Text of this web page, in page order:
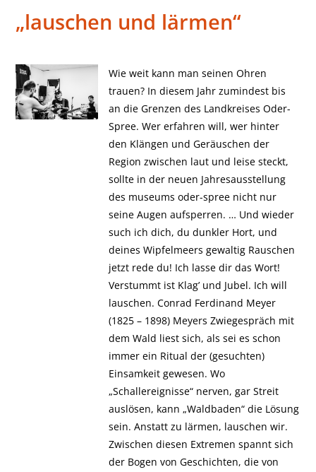
„lauschen und lärmen“
Wie weit kann man seinen Ohren
trauen? In diesem Jahr zumindest bis
an die Grenzen des Landkreises Oder-
Spree. Wer erfahren will, wer hinter
den Klängen und Geräuschen der
Region zwischen laut und leise steckt,
sollte in der neuen Jahresausstellung
des museums oder-spree nicht nur
seine Augen aufsperren. … Und wieder
such ich dich, du dunkler Hort, und
deines Wipfelmeers gewaltig Rauschen
jetzt rede du! Ich lasse dir das Wort!
Verstummt ist Klag’ und Jubel. Ich will
lauschen. Conrad Ferdinand Meyer
(1825 – 1898) Meyers Zwiegespräch mit
dem Wald liest sich, als sei es schon
immer ein Ritual der (gesuchten)
Einsamkeit gewesen. Wo
„Schallereignisse“ nerven, gar Streit
auslösen, kann „Waldbaden“ die Lösung
sein. Anstatt zu lärmen, lauschen wir.
Zwischen diesen Extremen spannt sich
der Bogen von Geschichten, die von